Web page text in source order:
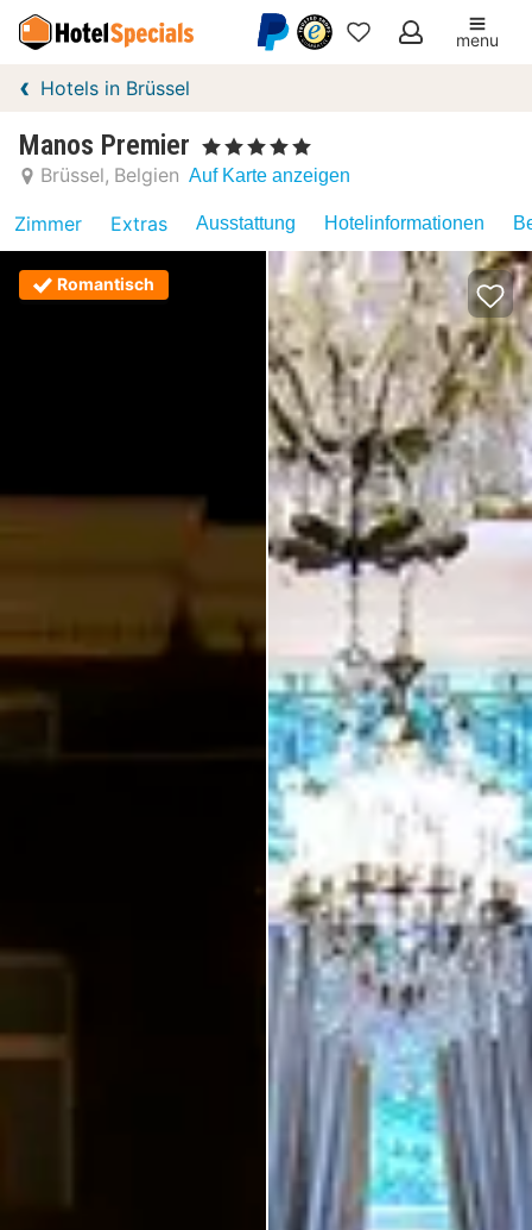
Meine
menu
Hotels in Brüssel
Manos Premier , 5 Sterne
Brüssel Belgien Auf Karte anzeigen
Zimmer Extras Ausstattung Hotelinformationen
Romantisch